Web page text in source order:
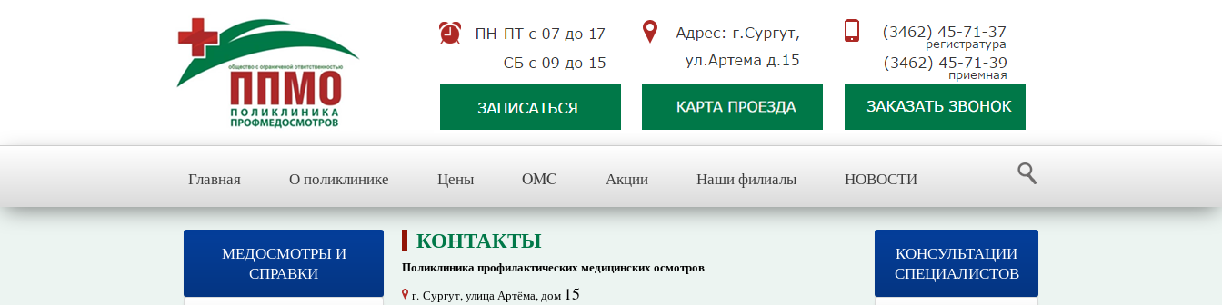
Главная О поликлинике Цены OMC Акции Наши филиалы НОВОСТИ
МЕДОСМОТРЫ И
СПРАВКИ
КОНТАКТЫ
Поликлиника профилактических медицинских осмотров
г. Сургут, улица Артёма, дом 15
КОНСУЛЬТАЦИИ
СПЕЦИАЛИСТОВ